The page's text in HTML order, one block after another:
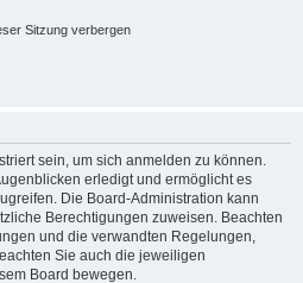
Sitzung verbergen
sein, um sich anmelden zu können.
erledigt und ermöglicht es
Die Board-Administration kann
Berechtigungen zuweisen. Beachten
und die verwandten Regelungen,
Sie auch die jeweiligen
Board bewegen.